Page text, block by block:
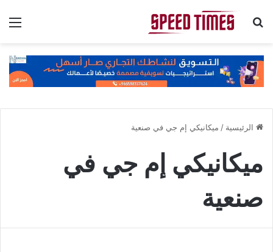
بحث عن
الرئيسية / ميكانيكي إم جي في صنعية
ميكانيكي إم جي في
صنعية